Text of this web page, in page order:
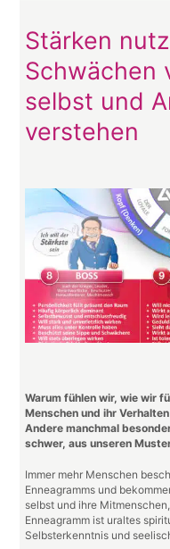
Stärken
Schwächen
selbst und
verstehen
Warum fühlen wir, wie wir
Menschen und ihr
Andere manchmal
schwer, aus unseren
Immer mehr Menschen
Enneagramms und
selbst und ihre
Enneagramm ist uraltes
Selbsterkenntnis und